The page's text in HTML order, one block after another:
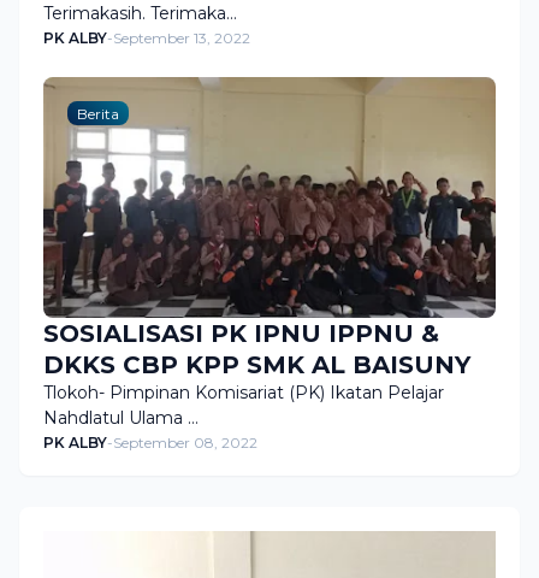
Terimakasih. Terimaka…
PK ALBY-September 13, 2022
Berita
SOSIALISASI PK IPNU IPPNU &
DKKS CBP KPP SMK AL BAISUNY
Tlokoh- Pimpinan Komisariat (PK) Ikatan Pelajar
Nahdlatul Ulama …
PK ALBY-September 08, 2022